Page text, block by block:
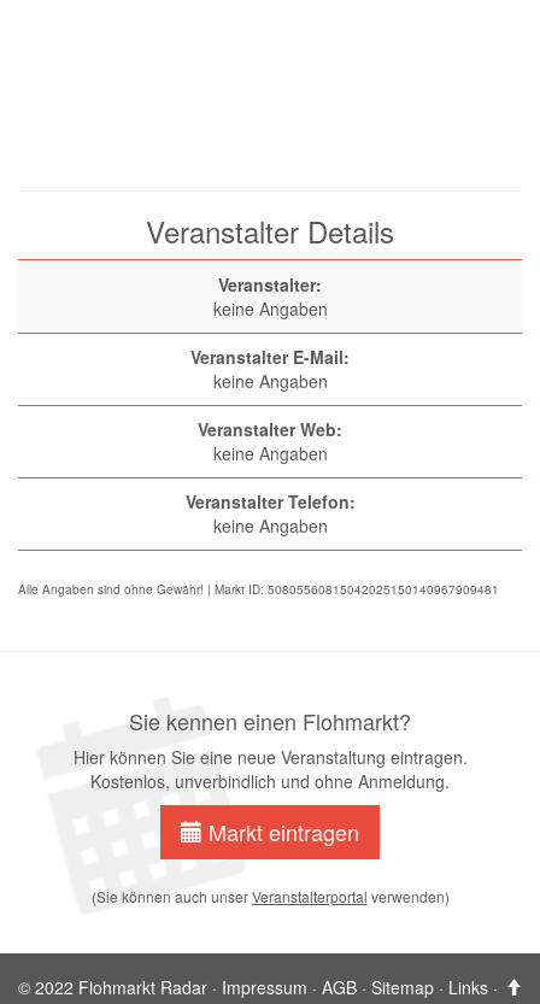
Veranstalter Details
Veranstalter:
keine Angaben
Veranstalter E-Mail:
keine Angaben
Veranstalter Web:
keine Angaben
Veranstalter Telefon:
keine Angaben
Alle Angaben sind ohne Gewähr! | Markt ID: 50805560815042025150140967909481
Sie kennen einen Flohmarkt?
Hier können Sie eine neue Veranstaltung eintragen.
Kostenlos, unverbindlich und ohne Anmeldung.
Markt eintragen
(Sie können auch unserVeranstalterportal verwenden)
© 2022 Flohmarkt Radar · Impressum · AGB · Sitemap · Links ·